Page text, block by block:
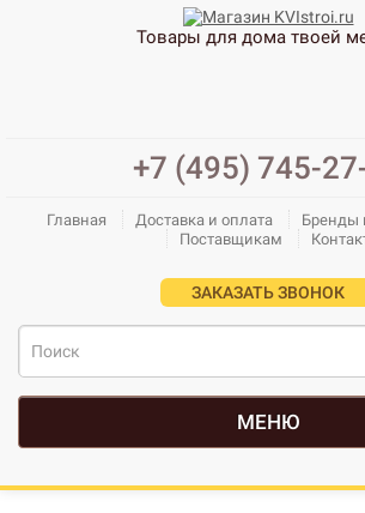
Товары для дома твоей
+7 (495) 745-
Главная Доставка и оплата
Бренды
Поставщикам
ЗАКАЗАТЬ ЗВОНОК
МЕНЮ